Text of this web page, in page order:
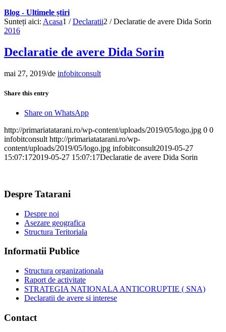
Blog - Ultimele știri
Sunteți aici: Acasa1 / Declaratii2 / Declaratie de avere Dida Sorin
2016
Declaratie de avere Dida Sorin
mai 27, 2019/de infobitconsult
Share this entry
Share on WhatsApp
http://primariatatarani.ro/wp-content/uploads/2019/05/logo.jpg 0 0
infobitconsult http://primariatatarani.ro/wp-
content/uploads/2019/05/logo.jpg infobitconsult2019-05-27
15:07:172019-05-27 15:07:17Declaratie de avere Dida Sorin
Despre Tatarani
Despre noi
Asezare geografica
Structura Teritoriala
Informatii Publice
Structura organizationala
Raport de activitate
STRATEGIA NATIONALA ANTICORUPTIE ( SNA)
Declaratii de avere si interese
Contact